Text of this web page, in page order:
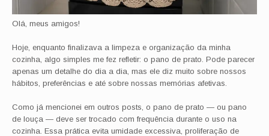
Olá, meus amigos!
Hoje, enquanto finalizava a limpeza e organização da minha
cozinha, algo simples me fez refletir: o pano de prato. Pode parecer
apenas um detalhe do dia a dia, mas ele diz muito sobre nossos
hábitos, preferências e até sobre nossas memórias afetivas.
Como já mencionei em outros posts, o pano de prato — ou pano
de louça — deve ser trocado com frequência durante o uso na
cozinha. Essa prática evita umidade excessiva, proliferação de